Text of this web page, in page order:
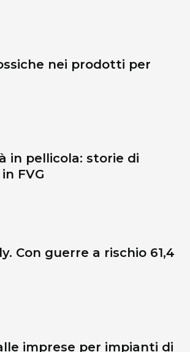
nei prodotti per
in pellicola: storie di
FVG
Con guerre a rischio 61,4
imprese per impianti di